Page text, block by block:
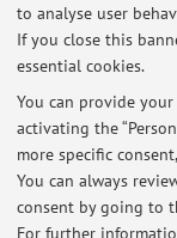
to analyse user
If you close this
essential cookies.
You can provide
activating the
more specific
You can always
consent by going to
For further
Ricevimenti fine
Published on: June 22
ricevimento 12
Published on: May 10
Incontro con
Published on: April 17